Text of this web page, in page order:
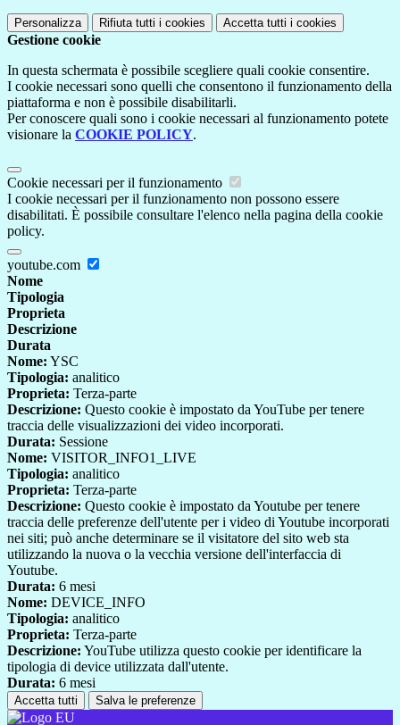
Personalizza Rifiuta tutti i cookies Accetta tutti i cookies
Gestione cookie
In questa schermata è possibile scegliere quali cookie consentire.
I cookie necessari sono quelli che consentono il funzionamento della
piattaforma e non è possibile disabilitarli.
Per conoscere quali sono i cookie necessari al funzionamento potete
visionare la COOKIE POLICY.
Cookie necessari per il funzionamento
I cookie necessari per il funzionamento non possono essere
disabilitati. È possibile consultare l'elenco nella pagina della cookie
policy.
youtube.com
Nome
Tipologia
Proprieta
Descrizione
Durata
Nome: YSC
Tipologia: analitico
Proprieta: Terza-parte
Descrizione: Questo cookie è impostato da YouTube per tenere
traccia delle visualizzazioni dei video incorporati.
Durata: Sessione
Nome: VISITOR_INFO1_LIVE
Tipologia: analitico
Proprieta: Terza-parte
Descrizione: Questo cookie è impostato da Youtube per tenere
traccia delle preferenze dell'utente per i video di Youtube incorporati
nei siti; può anche determinare se il visitatore del sito web sta
utilizzando la nuova o la vecchia versione dell'interfaccia di
Youtube.
Durata: 6 mesi
Nome: DEVICE_INFO
Tipologia: analitico
Proprieta: Terza-parte
Descrizione: YouTube utilizza questo cookie per identificare la
tipologia di device utilizzata dall'utente.
Durata: 6 mesi
Accetta tutti Salva le preferenze